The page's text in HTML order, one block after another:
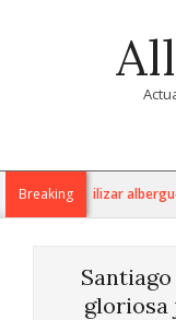
Navigation
MenuBreakinga utilizar albergues
gloriosa